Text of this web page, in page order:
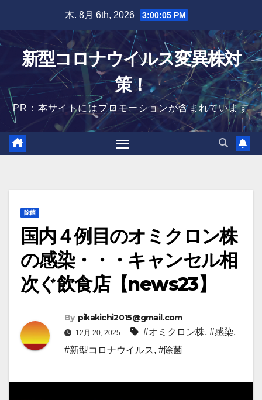
content
木. 8月 6th, 2026 3:00:06 PM
新型コロナウイルス変異株対
策！
PR：本サイトにはプロモーションが含まれています
除菌
国内４例目のオミクロン株
の感染・・・キャンセル相
次ぐ飲食店【news23】
By pikakichi2015@gmail.com
12月 20, 2025 #オミクロン株, #感染,
#新型コロナウイルス, #除菌